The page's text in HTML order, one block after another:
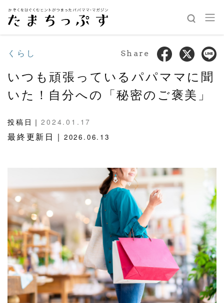
くらし Share
いつも頑張っているパパママに聞
いた！自分への「秘密のご褒美」
投稿日｜2024.01.17
最終更新日｜ 2026.06.13